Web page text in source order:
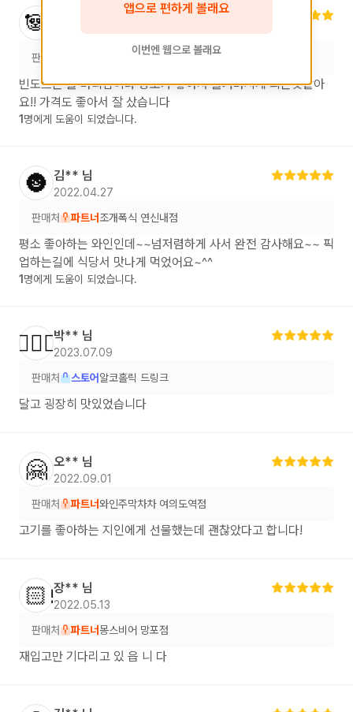
🐼 2022.06.20
판매처 디다인 레스토랑&카페
빈도르는 늘 바디감이나 당도가 좋아서 즐겨마시게 되는것같아
요!! 가격도 좋아서 잘 샀습니다
1 명에게 도움이 되었습니다.
🌚 김** 님
2022.04.27
판매처 파트너 조개폭식 연신내점
평소 좋아하는 와인인데~~넘저렴하게 사서 완전 감사해요~~ 픽
업하는길에 식당서 맛나게 먹었어요~^^
1 명에게 도움이 되었습니다.
💁🏻‍♂️박** 님
2023.07.09
판매처 스토어 알코홀릭 드링크
달고 굉장히 맛있었습니다
🤗 오** 님
2022.09.01
판매처 파트너와인주막차차 여의도역점
고기를 좋아하는 지인에게 선물했는데 괜찮았다고 합니다!
👩🏻‍💻
장** 님
2022.05.13
판매처 파트너 몽스비어 망포점
재입고만 기다리고 있 읍 니 다
앱으로 편하게 볼래요
이번엔 웹으로 볼래요